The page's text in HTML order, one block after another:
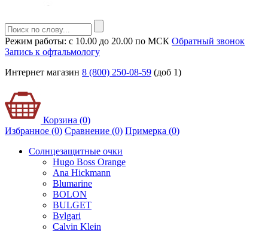
Режим работы: с 10.00 до 20.00 по МСК Обратный звонок
Запись к офтальмологу
Интернет магазин 8 (800) 250-08-59 (доб 1)
Корзина (0)
Избранное (0) Сравнение (0) Примерка (0)
Солнцезащитные очки
Hugo Boss Orange
Ana Hickmann
Blumarine
BOLON
BULGET
Bvlgari
Calvin Klein